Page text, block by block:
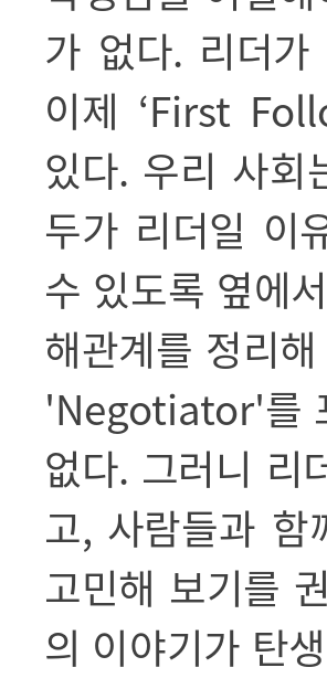
가 없다. 리더
이제 ‘First
있다. 우리 사회
두가 리더일 이
수 있도록 옆에
해관계를 정리
'Negotiator'를
없다. 그러니 리
고, 사람들과
고민해 보기를
의 이야기가 탄